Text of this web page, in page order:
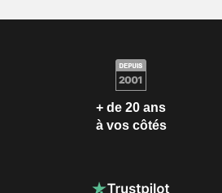
+ de 20 ans
à vos côtés